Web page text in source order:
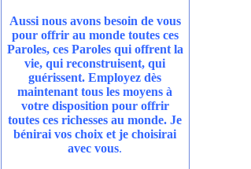
Aussi nous avons besoin de vous
pour offrir au monde toutes ces
Paroles, ces Paroles qui offrent la
vie, qui reconstruisent, qui
guérissent. Employez dès
maintenant tous les moyens à
votre disposition pour offrir
toutes ces richesses au monde. Je
bénirai vos choix et je choisirai
avec vous.